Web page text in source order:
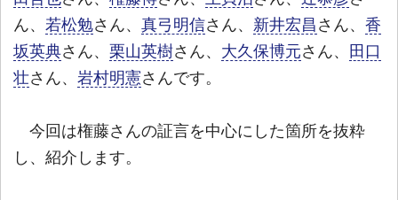
ん、 若松勉さん、 真弓明信さん、 新井宏昌 さん、 香
坂英典さん、 栗山英樹さん、 大久保博元さん、
田口
壮さん、 岩村明憲さんです。
今回は権藤さんの証言を中心にした箇所を抜粋
し、紹介します。